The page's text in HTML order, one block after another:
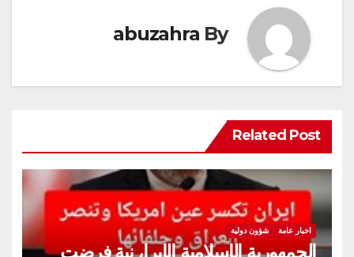
By
abuzahra
Related Post
اخبار عامة شؤون دولية
الجمهورية الإسلامية الإيرا، نية فرضت